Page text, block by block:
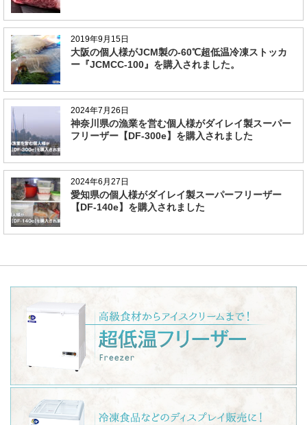
2019年9月15日
大阪の個人様がJCM製の-60℃超低温冷凍ストッカ
ー『JCMCC-100』を購入されました。
2024年7月26日
神奈川県の漁業を営む個人様がダイレイ製スーパー
フリーザー【DF-300e】を購入されました
2024年6月27日
愛知県の個人様がダイレイ製スーパーフリーザー
【DF-140e】を購入されました